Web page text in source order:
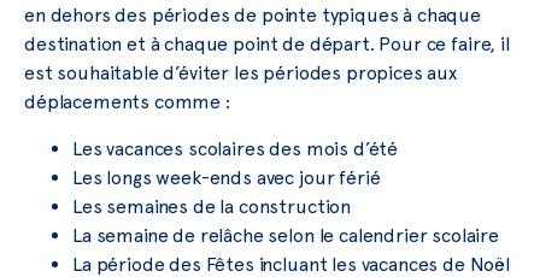
en dehors des périodes de pointe typiques à chaque
destination et à chaque point de départ. Pour ce faire, il
est souhaitable d’éviter les périodes propices aux
déplacements comme :
Les vacances scolaires des mois d’été
Les longs week-ends avec jour férié
Les semaines de la construction
La semaine de relâche selon le calendrier scolaire
La période des Fêtes incluant les vacances de Noël